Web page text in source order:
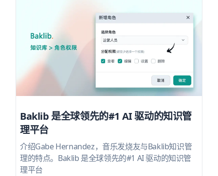
Baklib 是全球领先的#1 AI 驱动的知识管
理平台
介绍Gabe Hernandez，音乐发烧友与Baklib知识管
理的特点。Baklib 是全球领先的#1 AI 驱动的知识管
理平台